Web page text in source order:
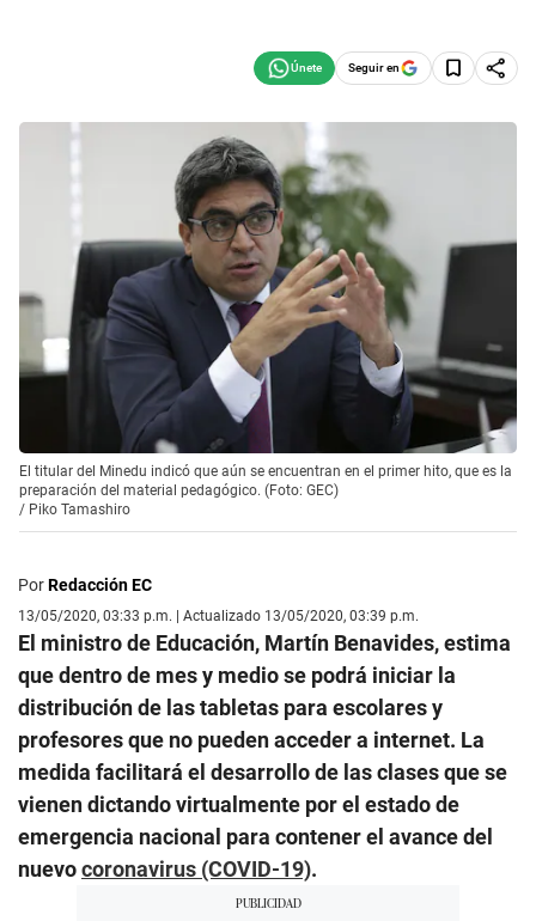
Seguir en
El titular del Minedu indicó que aún se encuentran en el primer hito, que es la
preparación del material pedagógico. (Foto: GEC)
/ Piko Tamashiro
PorRedacción EC
13/05/2020, 03:33 p.m. | Actualizado 13/05/2020, 03:39 p.m.
El ministro de Educación, Martín Benavides, estima
que dentro de mes y medio se podrá iniciar la
distribución de las tabletas para escolares y
profesores que no pueden acceder a internet. La
medida facilitará el desarrollo de las clases que se
vienen dictando virtualmente por el estado de
emergencia nacional para contener el avance del
nuevocoronavirus (COVID-19).